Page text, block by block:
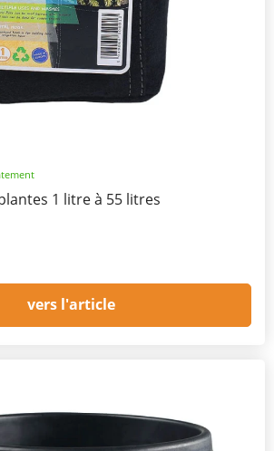
1 litre à 55 litres
vers l'article